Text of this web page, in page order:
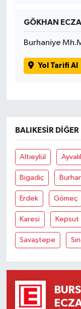
GÖKHAN
Burhaniye
Yol Tarifi Al
BALIKESIR DIĞER
Altıeylül
Bigadiç
Erdek Gömeç
Karesi Kepsut
Savaştepe